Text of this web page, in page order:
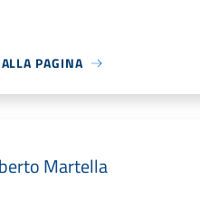
PAGINA
Martella